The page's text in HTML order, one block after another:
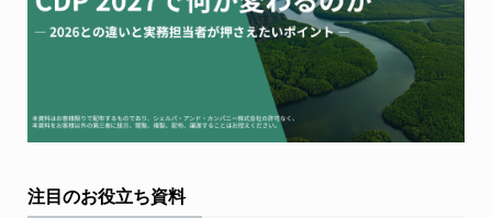
注目のお役立ち資料